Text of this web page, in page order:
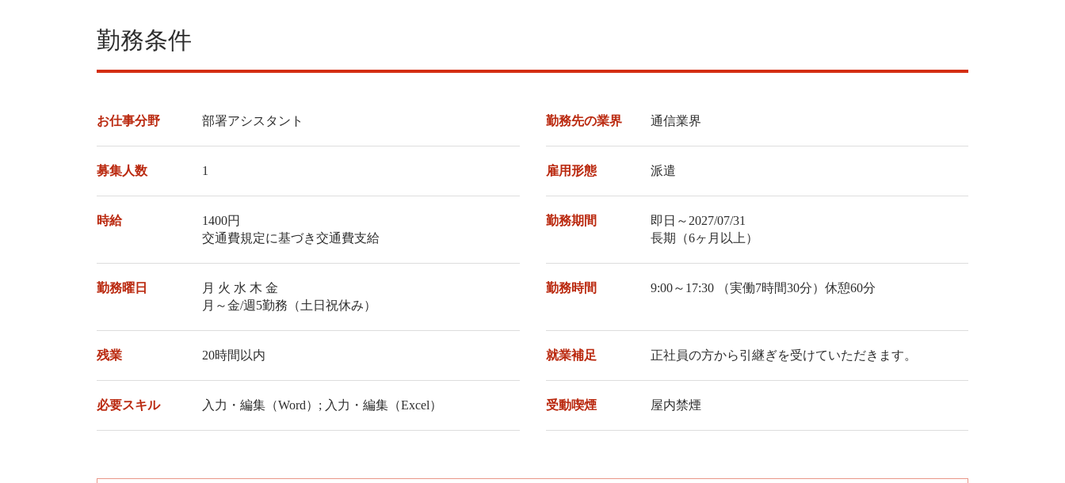
勤務条件
お仕事分野 部署アシスタント 勤務先の業界 通信業界
募集人数 1 雇用形態 派遣
時給
1400円
交通費規定に基づき交通費支給
勤務期間
即日～2027/07/31
長期（6ヶ月以上）
勤務曜日
月 火 水 木 金
月～金/週5勤務（土日祝休み）
勤務時間 9:00～17:30 （実働7時間30分）休憩60分
残業 20時間以内 就業補足 正社員の方から引継ぎを受けていただきます。
必要スキル 入力・編集（Word）; 入力・編集（Excel） 受動喫煙 屋内禁煙